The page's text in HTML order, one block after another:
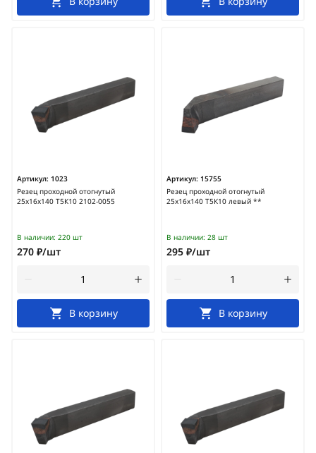
Артикул: 1023
Резец проходной отогнутый
25х16х140 Т5К10 2102-0055
В наличии: 220 шт
270 ₽/шт
В корзину
Артикул: 15755
Резец проходной отогнутый
25х16х140 Т5К10 левый **
В наличии: 28 шт
295 ₽/шт
В корзину